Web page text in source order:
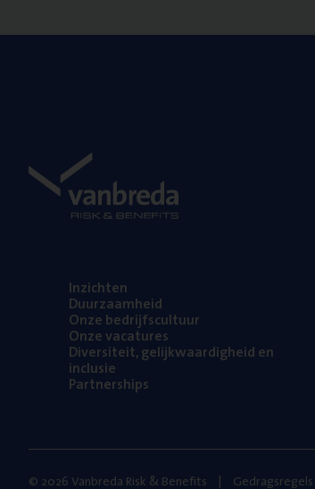
Inzich­ten
Duur­zaam­heid
Onze bedrijfs­cul­tuur
Onze vaca­tu­res
Diver­si­teit, gelijk­waar­dig­heid en
inclusie
Part­ner­ships
© 2026 Vanbreda Risk & Benefits